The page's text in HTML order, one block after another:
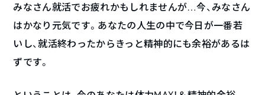
みなさん就活でお疲れかもしれませんが…今、みなさん
はかなり元気です。あなたの人生の中で今日が一番若
いし、就活終わったからきっと精神的にも余裕があるは
ずです。